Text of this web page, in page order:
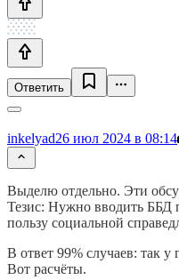
Ответить
inkelyad26 июл 2024 в 08:14
Выделю отдельно. Эти
Тезис: Нужно вводить ББД
пользу социальной
В ответ 99% случаев: так у
Вот расчёты.